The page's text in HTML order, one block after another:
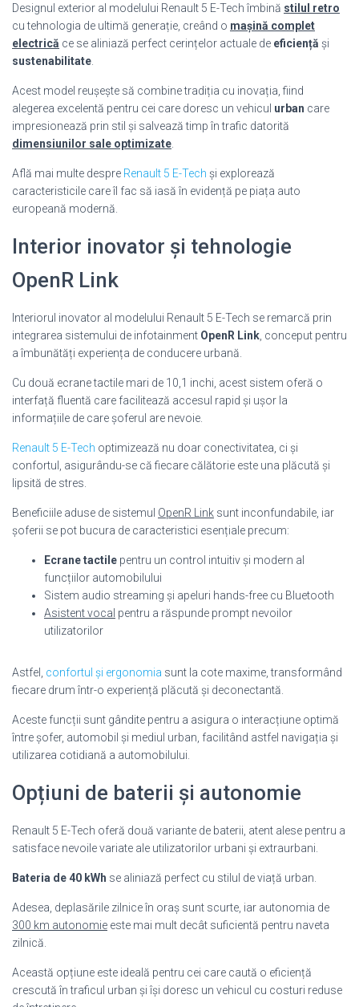
Designul exterior al modelului Renault 5 E-Tech îmbină stilul retro
cu tehnologia de ultimă generație, creând o mașină complet
electrică ce se aliniază perfect cerințelor actuale de eficiență și
sustenabilitate
Acest model reușește să combine tradiția cu inovația, fiind
alegerea excelentă pentru cei care doresc un vehicul urban care
impresionează prin stil și salvează timp în trafic datorită
dimensiunilor sale optimizate
Află mai multe despre Renault 5 E-Tech și explorează
caracteristicile care îl fac să iasă în evidență pe piața auto
europeană modernă.
Interior inovator și tehnologie
OpenR Link
Interiorul inovator al modelului Renault 5 E-Tech se remarcă prin
integrarea sistemului de infotainment OpenR Link , conceput pentru
a îmbunătăți experiența de conducere urbană.
Cu două ecrane tactile mari de 10,1 inchi, acest sistem oferă o
interfață fluentă care facilitează accesul rapid și ușor la
informațiile de care șoferul are nevoie.
Renault 5 E-Tech optimizează nu doar conectivitatea, ci și
confortul, asigurându-se că fiecare călătorie este una plăcută și
lipsită de stres.
Beneficiile aduse de sistemul OpenR Link sunt inconfundabile, iar
șoferii se pot bucura de caracteristici esențiale precum:
Ecrane tactile pentru un control intuitiv și modern al
funcțiilor automobilului
Sistem audio streaming și apeluri hands-free cu Bluetooth
Asistent vocal pentru a răspunde prompt nevoilor
utilizatorilor
Astfel, confortul și ergonomia sunt la cote maxime, transformând
fiecare drum într-o experiență plăcută și deconectantă.
Aceste funcții sunt gândite pentru a asigura o interacțiune optimă
între șofer, automobil și mediul urban, facilitând astfel navigația și
utilizarea cotidiană a automobilului.
Opțiuni de baterii și autonomie
Renault 5 E-Tech oferă două variante de baterii, atent alese pentru a
satisface nevoile variate ale utilizatorilor urbani și extraurbani.
Bateria de 40 kWh se aliniază perfect cu stilul de viață urban.
Adesea, deplasările zilnice în oraș sunt scurte, iar autonomia de
300 km autonomie este mai mult decât suficientă pentru naveta
zilnică.
Această opțiune este ideală pentru cei care caută o eficiență
crescută în traficul urban și își doresc un vehicul cu costuri reduse